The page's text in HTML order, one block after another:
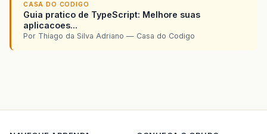
CASA DO CODIGO
Guia pratico de TypeScript: Melhore suas
aplicacoes...
Por Thiago da Silva Adriano — Casa do Codigo